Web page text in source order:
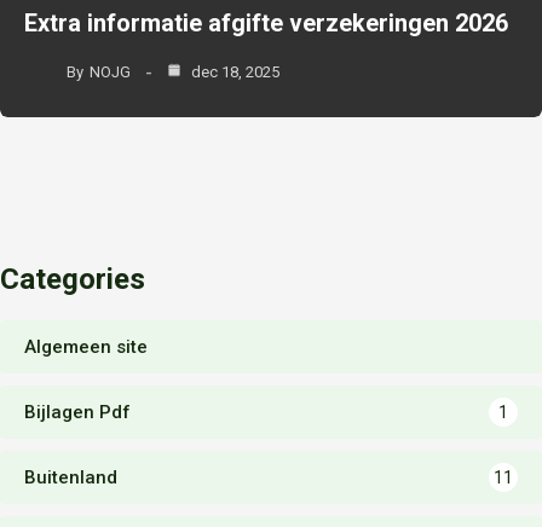
Extra informatie afgifte verzekeringen 2026
By NOJG dec 18, 2025
Categories
Algemeen site
Bijlagen Pdf 1
Buitenland 11